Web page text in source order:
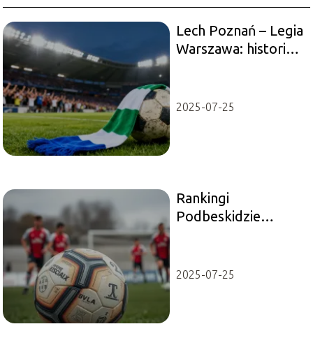
Lech Poznań – Legia
Warszawa: historia
2025-07-25
Rankingi
Podbeskidzie
2 Lidze
2025-07-25